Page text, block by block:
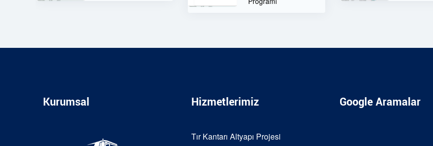
Kurumsal Hizmetlerimiz
Tır Kantarı Altyapı Projesi
Google Aramalar